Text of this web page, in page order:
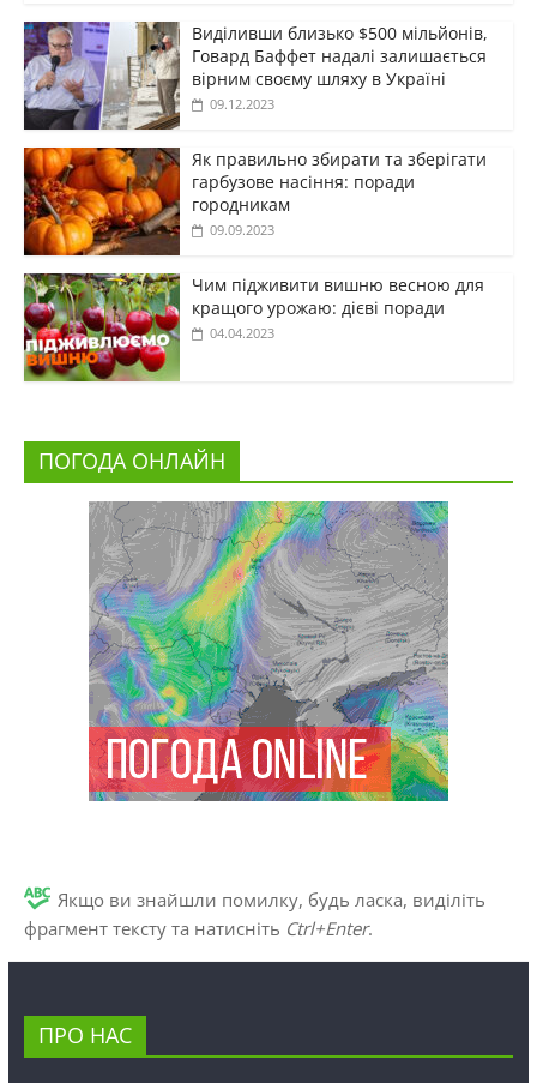
Виділивши близько $500 мільйонів,
Говард Баффет надалі залишається
вірним своєму шляху в Україні
09.12.2023
Як правильно збирати та зберігати
гарбузове насіння: поради
городникам
09.09.2023
Чим підживити вишню весною для
кращого урожаю: дієві поради
04.04.2023
ПОГОДА ОНЛАЙН
Якщо ви знайшли помилку, будь ласка, виділіть
фрагмент тексту та натисніть Ctrl+Enter.
ПРО НАС